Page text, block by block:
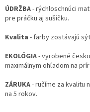
ÚDRŽBA- rýchloschnúci
pre práčku aj sušičku.
Kvalita - farby zostávajú
EKOLÓGIA- vyrobené
maximálnym ohľadom na
ZÁRUKA- ručíme za kvalitu
na 5 rokov.